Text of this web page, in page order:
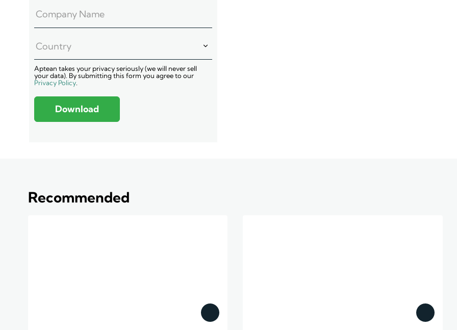
Aptean takes your privacy seriously (we will never sell
your data). By submitting this form you agree to our
Privacy Policy
Download
Recommended